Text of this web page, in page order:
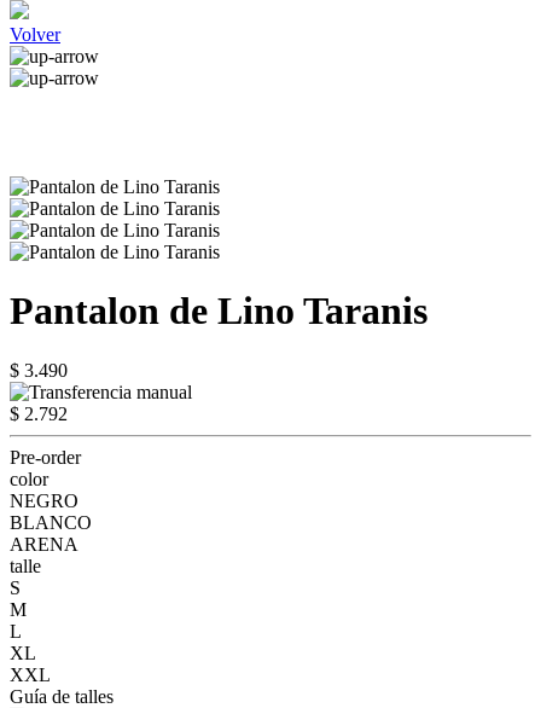
Volver
Pantalon de Lino Taranis
$ 3.490
$ 2.792
Pre-order
color
NEGRO
BLANCO
ARENA
talle
S
M
L
XL
XXL
Guía de talles